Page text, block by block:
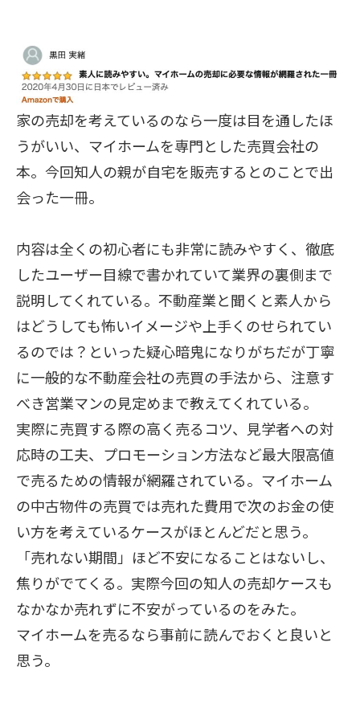
家の売却を考えているのなら一度は目を通したほ
うがいい、マイホームを専門とした売買会社の
本。今回知人の親が自宅を販売するとのことで出
会った一冊。
内容は全くの初心者にも非常に読みやすく、徹底
したユーザー目線で書かれていて業界の裏側まで
説明してくれている。不動産業と聞くと素人から
はどうしても怖いイメージや上手くのせられてい
るのでは？といった疑心暗鬼になりがちだが丁寧
に一般的な不動産会社の売買の手法から、注意す
べき営業マンの見定めまで教えてくれている。
実際に売買する際の高く売るコツ、見学者への対
応時の工夫、プロモーション方法など最大限高値
で売るための情報が網羅されている。マイホーム
の中古物件の売買では売れた費用で次のお金の使
い方を考えているケースがほとんどだと思う。
「売れない期間」ほど不安になることはないし、
焦りがでてくる。実際今回の知人の売却ケースも
なかなか売れずに不安がっているのをみた。
マイホームを売るなら事前に読んでおくと良いと
思う。